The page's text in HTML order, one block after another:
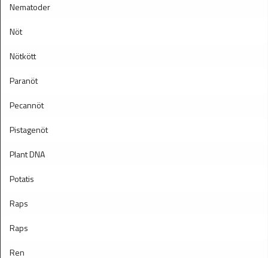
Nematoder
Nöt
Nötkött
Paranöt
Pecannöt
Pistagenöt
Plant DNA
Potatis
Raps
Raps
Ren